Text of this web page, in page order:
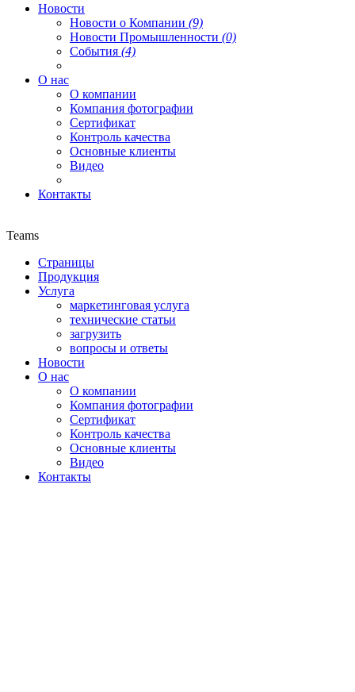
Новости
Новости о Компании (9)
Новости Промышленности (0)
События (4)
О нас
О компании
Компания фотографии
Сертификат
Контроль качества
Основные клиенты
Видео
Контакты
Teams
Страницы
Продукция
Услуга
маркетинговая услуга
технические статьи
загрузить
вопросы и ответы
Новости
О нас
О компании
Компания фотографии
Сертификат
Контроль качества
Основные клиенты
Видео
Контакты